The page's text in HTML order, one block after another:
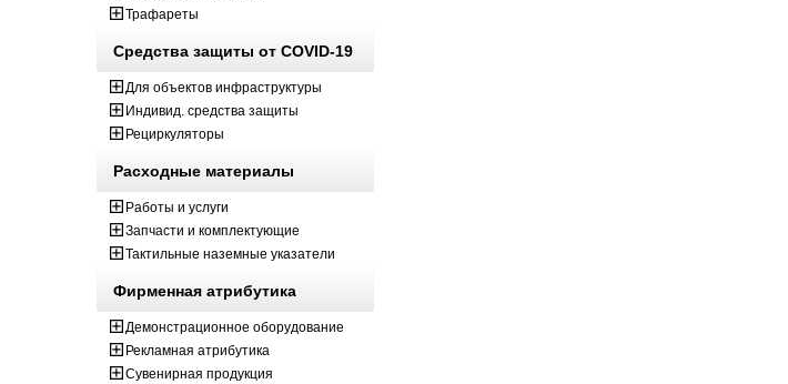
Трафареты
Средства защиты от COVID-19
Для объектов инфраструктуры
Индивид. средства защиты
Рециркуляторы
Расходные материалы
Работы и услуги
Запчасти и комплектующие
Тактильные наземные указатели
Фирменная атрибутика
Демонстрационное оборудование
Рекламная атрибутика
Сувенирная продукция